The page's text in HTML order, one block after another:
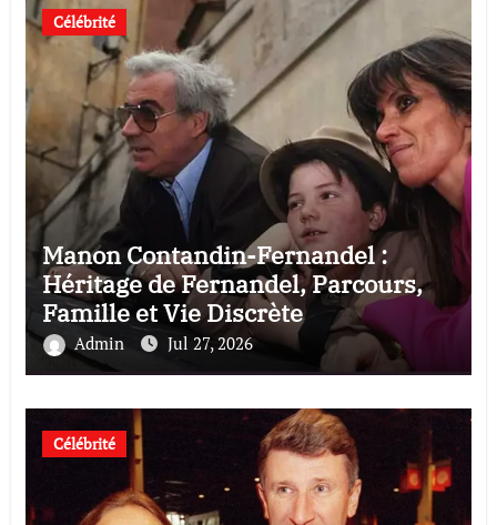
Célébrité
Manon Contandin-Fernandel :
Héritage de Fernandel, Parcours,
Famille et Vie Discrète
Admin Jul 27, 2026
Célébrité